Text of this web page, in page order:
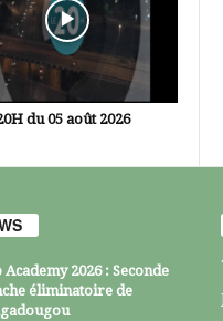
du 05 août 2026
Academy 2026 : Seconde
éliminatoire de